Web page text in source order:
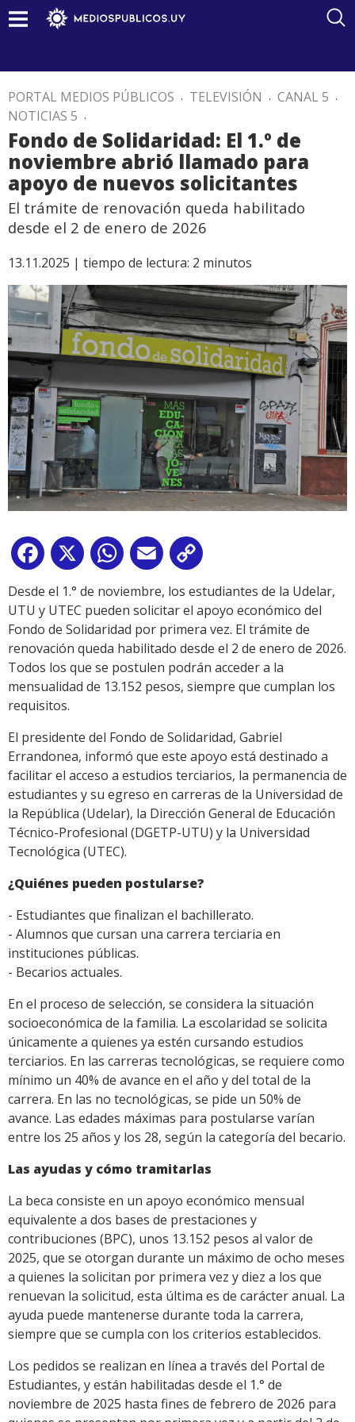
PORTAL MEDIOS PÚBLICOS . TELEVISIÓN . CANAL 5 .
NOTICIAS 5 .
Fondo de Solidaridad: El 1.º de
noviembre abrió llamado para
apoyo de nuevos solicitantes
El trámite de renovación queda habilitado
desde el 2 de enero de 2026
13.11.2025 | tiempo de lectura: 2 minutos
Facebook
X WhatsApp
Email
Link
Desde el 1.° de noviembre, los estudiantes de la Udelar,
UTU y UTEC pueden solicitar el apoyo económico del
Fondo de Solidaridad por primera vez. El trámite de
renovación queda habilitado desde el 2 de enero de 2026.
Todos los que se postulen podrán acceder a la
mensualidad de 13.152 pesos, siempre que cumplan los
requisitos.
El presidente del Fondo de Solidaridad, Gabriel
Errandonea, informó que este apoyo está destinado a
facilitar el acceso a estudios terciarios, la permanencia de
estudiantes y su egreso en carreras de la Universidad de
la República (Udelar), la Dirección General de Educación
Técnico-Profesional (DGETP-UTU) y la Universidad
Tecnológica (UTEC).
¿Quiénes pueden postularse?
- Estudiantes que finalizan el bachillerato.
- Alumnos que cursan una carrera terciaria en
instituciones públicas.
- Becarios actuales.
En el proceso de selección, se considera la situación
socioeconómica de la familia. La escolaridad se solicita
únicamente a quienes ya estén cursando estudios
terciarios. En las carreras tecnológicas, se requiere como
mínimo un 40% de avance en el año y del total de la
carrera. En las no tecnológicas, se pide un 50% de
avance. Las edades máximas para postularse varían
entre los 25 años y los 28, según la categoría del becario.
Las ayudas y cómo tramitarlas
La beca consiste en un apoyo económico mensual
equivalente a dos bases de prestaciones y
contribuciones (BPC), unos 13.152 pesos al valor de
2025, que se otorgan durante un máximo de ocho meses
a quienes la solicitan por primera vez y diez a los que
renuevan la solicitud, esta última es de carácter anual. La
ayuda puede mantenerse durante toda la carrera,
siempre que se cumpla con los criterios establecidos.
Los pedidos se realizan en línea a través del Portal de
Estudiantes, y están habilitadas desde el 1.° de
noviembre de 2025 hasta fines de febrero de 2026 para